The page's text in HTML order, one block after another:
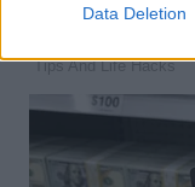
Data Deletion